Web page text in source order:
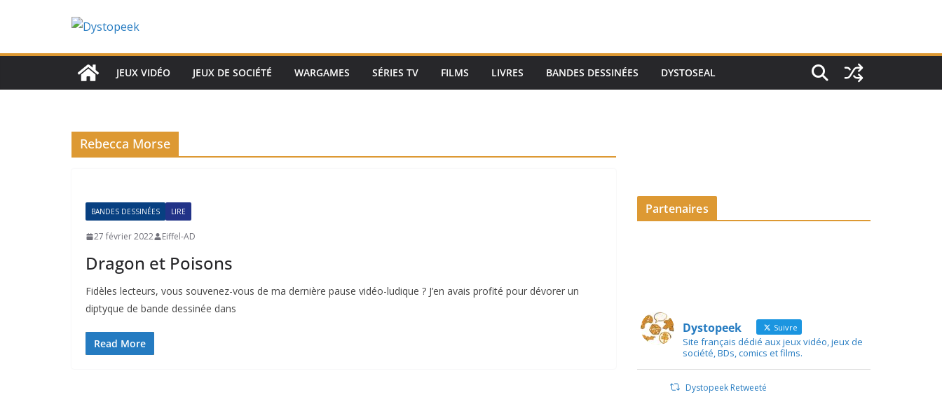
JEUX VIDÉO JEUX DE SOCIÉTÉ WARGAMES SÉRIES TV FILMS LIVRES BANDES DESSINÉES DYSTOSEAL
Rebecca Morse
BANDES DESSINÉES LIRE
27 février 2022 Eiffel-AD
Dragon et Poisons
Fidèles lecteurs, vous souvenez-vous de ma dernière pause vidéo-ludique ? J’en avais profité pour dévorer un
diptyque de bande dessinée dans
Read More
Partenaires
Dystopeek Suivre
Site français dédié aux jeux vidéo, jeux de
société, BDs, comics et films.
Dystopeek Retweeté